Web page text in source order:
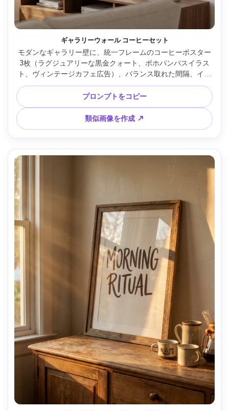
ギャラリーウォール コーヒーセット
モダンなギャラリー壁に、統一フレームのコーヒーポスター
3枚（ラグジュアリーな黒金クォート、ボホパンパスイラス
ト、ヴィンテージカフェ広告）、バランス取れた間隔、イン
テリアスタイリング、やわらかな昼光、フォトリアル、高解
像度、ウォーターマークなし、85mmレンズ、浅い被写界深
度 --ar 4:5
プロンプトをコピー
類似画像を作成 ↗